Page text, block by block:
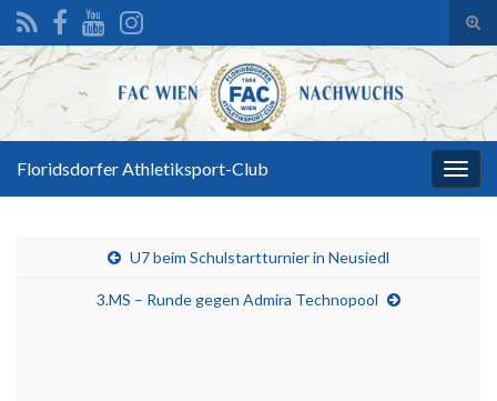
Search for:
Floridsdorfer Athletiksport-Club
U7 beim Schulstartturnier in Neusiedl
3.MS – Runde gegen Admira Technopool